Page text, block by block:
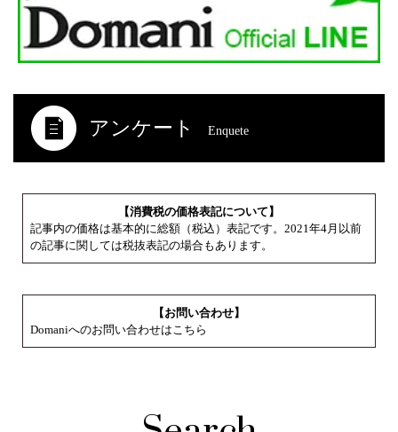
アンケート Enquete
【消費税の価格表記について】
記事内の価格は基本的に総額（税込）表記です。2021年4月以前
の記事に関しては税抜表記の場合もあります。
【お問い合わせ】
Domaniへのお問い合わせはこちら